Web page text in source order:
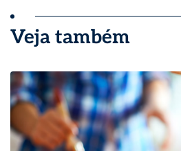
Veja também